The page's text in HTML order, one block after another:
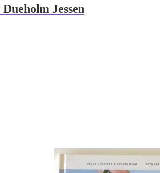
Jessen